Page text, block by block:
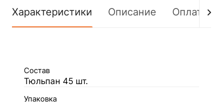
Характеристики Описание Оплата
Состав
Тюльпан 45 шт.
Упаковка